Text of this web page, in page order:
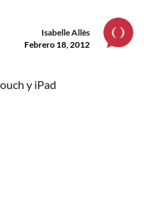
Isabelle Allès
Febrero 18, 2012